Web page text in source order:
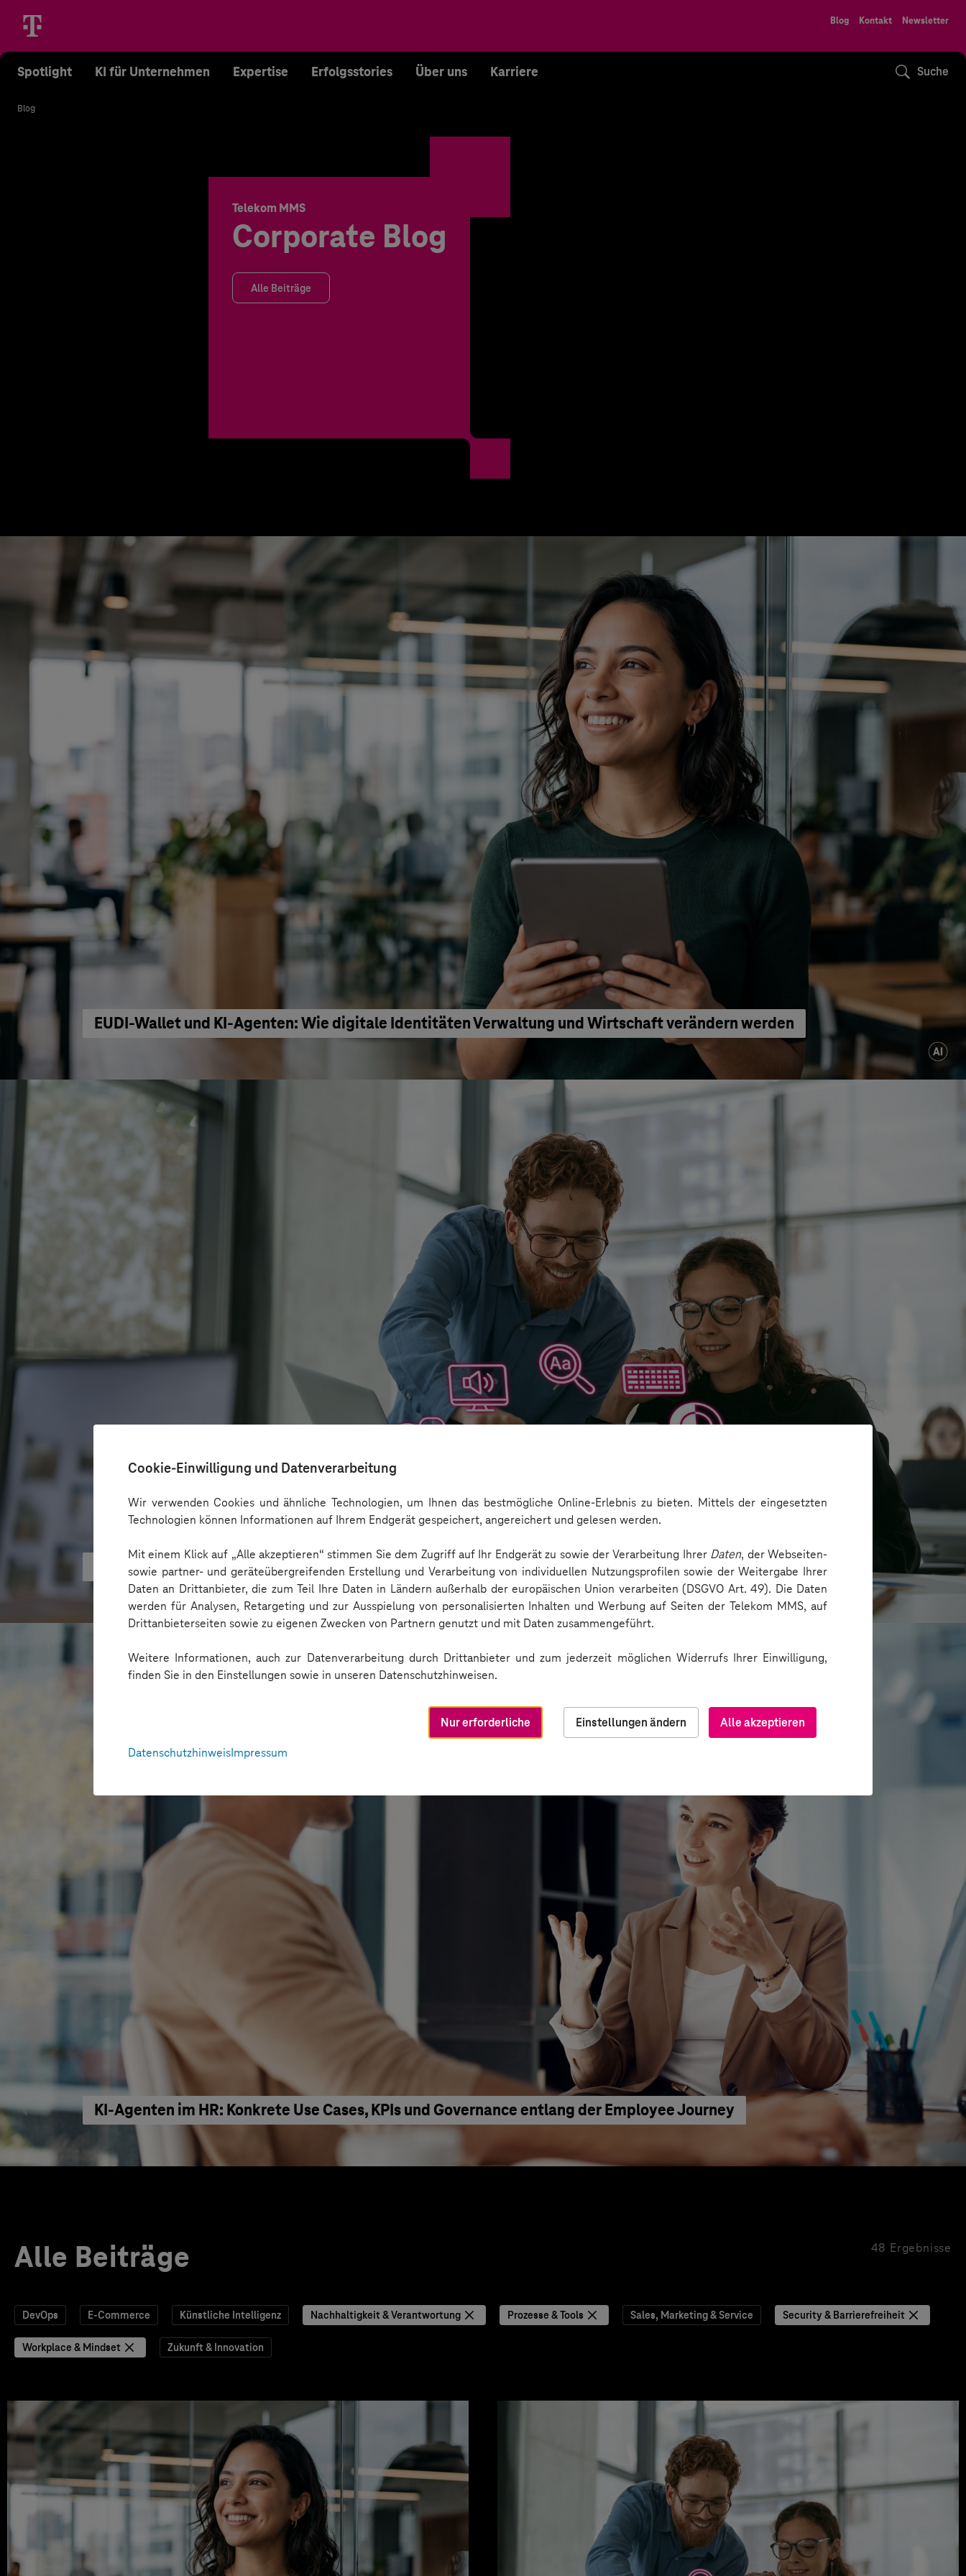
Cookie-Einwilligung und Datenverarbeitung
Wir verwenden Cookies und ähnliche Technologien, um Ihnen das bestmögliche Online-Erlebnis zu bieten. Mittels der eingesetzten
Technologien können Informationen auf Ihrem Endgerät gespeichert, angereichert und gelesen werden.
Mit einem Klick auf „Alle akzeptieren“ stimmen Sie dem Zugriff auf Ihr Endgerät zu sowie der Verarbeitung Ihrer Daten, der Webseiten-
sowie partner- und geräteübergreifenden Erstellung und Verarbeitung von individuellen Nutzungsprofilen sowie der Weitergabe Ihrer
Daten an Drittanbieter, die zum Teil Ihre Daten in Ländern außerhalb der europäischen Union verarbeiten (DSGVO Art. 49). Die Daten
werden für Analysen, Retargeting und zur Ausspielung von personalisierten Inhalten und Werbung auf Seiten der Telekom MMS, auf
Drittanbieterseiten sowie zu eigenen Zwecken von Partnern genutzt und mit Daten zusammengeführt.
Weitere Informationen, auch zur Datenverarbeitung durch Drittanbieter und zum jederzeit möglichen Widerrufs Ihrer Einwilligung,
finden Sie in den Einstellungen sowie in unseren Datenschutzhinweisen.
Alle akzeptieren
Nur erforderliche
Einstellungen ändern
DatenschutzhinweisImpressum
Blog Kontakt Newsletter
Spotlight KI für Unternehmen Expertise Erfolgsstories Über uns Karriere Suche
Blog
Telekom MMS
Corporate Blog
Alle Beiträge
EUDI-Wallet und KI-Agenten: Wie digitale Identitäten Verwaltung und Wirtschaft verändern werden
KI kann Barrieren überbrücken - aber nicht Barrierefreiheit ersetzen
KI‑Agenten im HR: Konkrete Use Cases, KPIs und Governance entlang der Employee Journey
Alle Beiträge 48 Ergebnisse
DevOps E-Commerce Künstliche Intelligenz Nachhaltigkeit & Verantwortung Prozesse & Tools Sales, Marketing & Service Security & Barrierefreiheit
Workplace & Mindset Zukunft & Innovation